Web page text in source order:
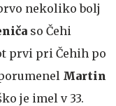
nekoliko bolj
so Čehi
prvi pri Čehih po
Martin
je imel v 33.